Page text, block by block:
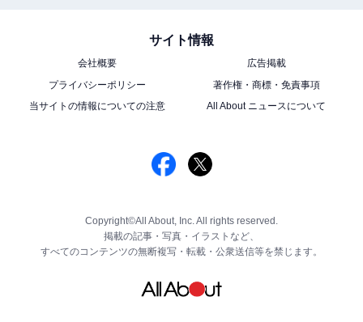
サイト情報
会社概要
広告掲載
プライバシーポリシー
著作権・商標・免責事項
当サイトの情報についての注意
All About ニュースについて
Copyright©All About, Inc. All rights reserved.
掲載の記事・写真・イラストなど、
すべてのコンテンツの無断複写・転載・公衆送信等を禁じます。